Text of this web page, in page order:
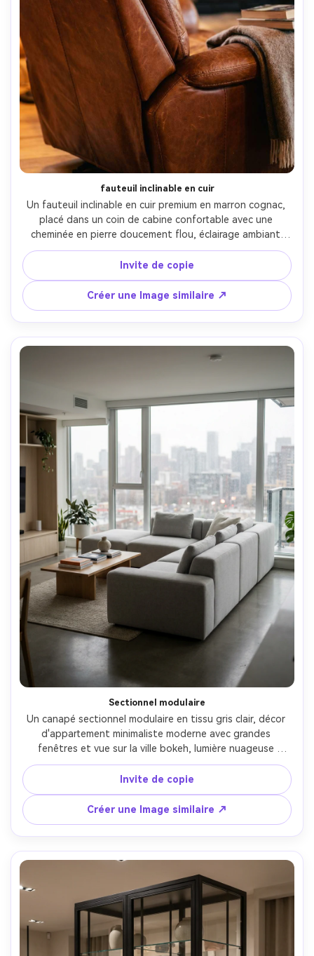
fauteuil inclinable en cuir
Un fauteuil inclinable en cuir premium en marron cognac,
placé dans un coin de cabine confortable avec une
cheminée en pierre doucement flou, éclairage ambiant
chaud, prise sur Nikon Z7 II, 85mm, f/2.8, profondeur de
champ peu profonde, grain et couture de cuir
photoréaliste, meubles de style de vie cinématographique
photo- -ar 4:5
Invite de copie
Créer une Image similaire ↗
Sectionnel modulaire
Un canapé sectionnel modulaire en tissu gris clair, décor
d'appartement minimaliste moderne avec grandes
fenêtres et vue sur la ville bokeh, lumière nuageuse
douce, prise sur Sony A7IV, 28mm, f/4, large composition
de salon, photoréaliste, lignes propres, style scandinave
aéré- -ar 4:5
Invite de copie
Créer une Image similaire ↗